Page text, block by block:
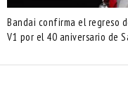
Bandai confirma el regreso
V1 por el 40 aniversario de